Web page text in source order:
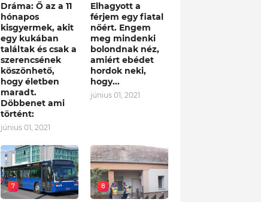
Dráma: Ő az a 11
hónapos
kisgyermek, akit
egy kukában
találtak és csak a
szerencsének
köszönhető,
hogy életben
maradt.
Döbbenet ami
történt:
június 01, 2021
Elhagyott a
férjem egy fiatal
nőért. Engem
meg mindenki
bolondnak néz,
amiért ebédet
hordok neki,
hogy...
június 01, 2021
7 8